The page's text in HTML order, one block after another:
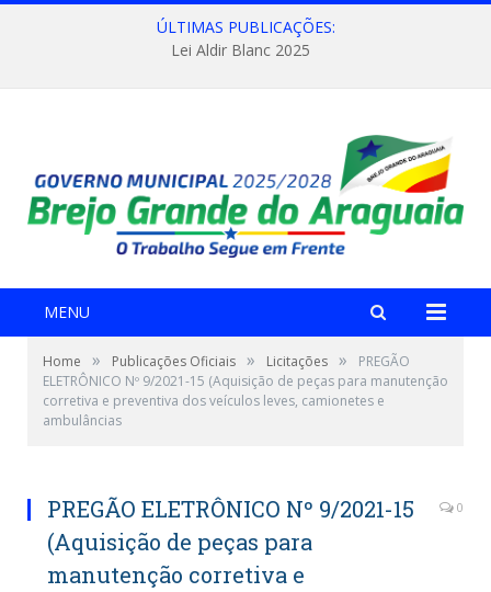
ÚLTIMAS PUBLICAÇÕES:
Lei Aldir Blanc 2025
MENU
Home » Publicações Oficiais » Licitações »
PREGÃO
ELETRÔNICO Nº 9/2021-15 (Aquisição de peças para manutenção
corretiva e preventiva dos veículos leves, camionetes e
ambulâncias
PREGÃO ELETRÔNICO Nº 9/2021-15
(Aquisição de peças para
manutenção corretiva e
0